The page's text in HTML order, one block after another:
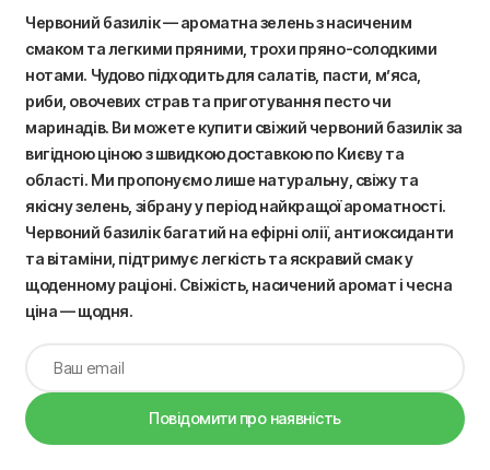
Червоний базилік — ароматна зелень з насиченим
смаком та легкими пряними, трохи пряно-солодкими
нотами. Чудово підходить для салатів, пасти, м’яса,
риби, овочевих страв та приготування песто чи
маринадів. Ви можете купити свіжий червоний базилік за
вигідною ціною з швидкою доставкою по Києву та
області. Ми пропонуємо лише натуральну, свіжу та
якісну зелень, зібрану у період найкращої ароматності.
Червоний базилік багатий на ефірні олії, антиоксиданти
та вітаміни, підтримує легкість та яскравий смак у
щоденному раціоні. Свіжість, насичений аромат і чесна
ціна — щодня.
Повідомити про наявність